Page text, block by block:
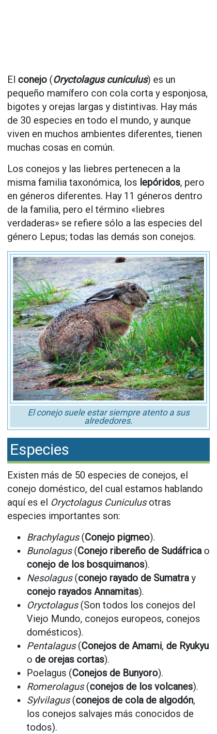
El conejo (Oryctolagus cuniculus) es un
pequeño mamífero con cola corta y esponjosa,
bigotes y orejas largas y distintivas. Hay más
de 30 especies en todo el mundo, y aunque
viven en muchos ambientes diferentes, tienen
muchas cosas en común.
Los conejos y las liebres pertenecen a la
misma familia taxonómica, los lepóridos, pero
en géneros diferentes. Hay 11 géneros dentro
de la familia, pero el término «liebres
verdaderas» se refiere sólo a las especies del
género Lepus; todas las demás son conejos.
El conejo suele estar siempre atento a sus
alrededores.
Especies
Existen más de 50 especies de conejos, el
conejo doméstico, del cual estamos hablando
aquí es el Oryctolagus Cuniculusotras
especies importantes son:
Brachylagus(Conejo pigmeo).
Bunolagus(Conejo ribereño de Sudáfricao
conejo de los bosquimanos).
Nesolagus(conejo rayado de Sumatray
conejo rayados Annamitas).
Oryctolagus(Son todos los conejos del
Viejo Mundo, conejos europeos, conejos
domésticos).
Pentalagus(Conejos de Amami, de Ryukyu
o de orejas cortas).
Poelagus (Conejos de Bunyoro).
Romerolagus(conejos de los volcanes).
Sylvilagus(conejos de cola de algodón,
los conejos salvajes más conocidos de
todos).